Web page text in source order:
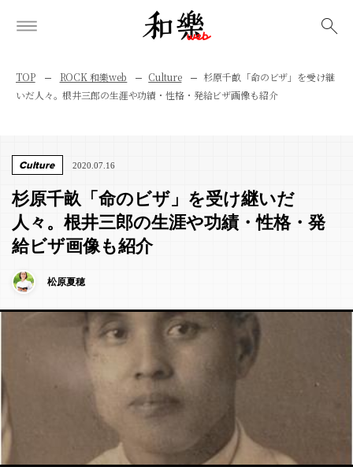
TOP ROCK 和樂web Culture
杉原千畝「命のビザ」を受け継
いだ人々。根井三郎の生涯や功績・性格・発給ビザ画像も紹介
Culture 2020.07.16
杉原千畝「命のビザ」を受け継いだ
人々。根井三郎の生涯や功績・性格・発
給ビザ画像も紹介
松原夏穂